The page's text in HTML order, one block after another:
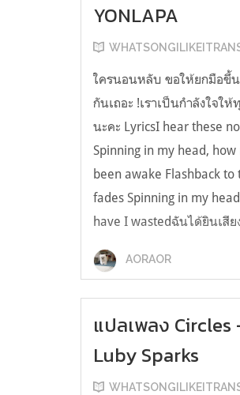
YONLAPA
ใครนอนหลับ ขอให้ยกมือขึ้
กันเถอะ !เราเป็นกำลังใจใ
นะคะ LyricsI hear these
Spinning in my head,
been awake Flashback
fades Spinning in my
have I wastedฉันได้ยินเสีย
AORAOR
แปลเพลง Circles
Luby Sparks